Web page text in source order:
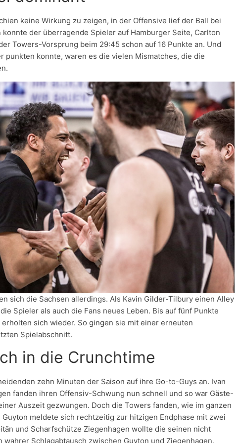
keine Wirkung zu zeigen, in der Offensive lief der Ball bei
der überragende Spieler auf Hamburger Seite, Carlton
Towers-Vorsprung beim 29:45 schon auf 16 Punkte an. Und
punkten konnte, waren es die vielen Mismatches, die die
sich die Sachsen allerdings. Als Kavin Gilder-Tilbury einen Alley
Spieler als auch die Fans neues Leben. Bis auf fünf Punkte
sich wieder. So gingen sie mit einer erneuten
Spielabschnitt.
in die Crunchtime
zehn Minuten der Saison auf ihre Go-to-Guys an. Ivan
fanden ihren Offensiv-Schwung nun schnell und so war Gäste-
Auszeit gezwungen. Doch die Towers fanden, wie im ganzen
meldete sich rechtzeitig zur hitzigen Endphase mit zwei
und Scharfschütze Ziegenhagen wollte die seinen nicht
Schlagabtausch zwischen Guyton und Ziegenhagen.